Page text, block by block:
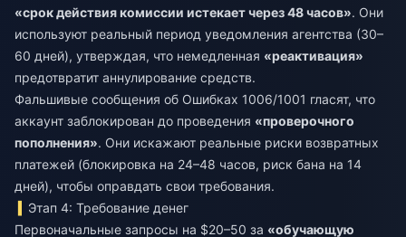
«срок действия комиссии истекает через 48 часов». Они
используют реальный период уведомления агентства (30–
60 дней), утверждая, что немедленная «реактивация»
предотвратит аннулирование средств.
Фальшивые сообщения об Ошибках 1006/1001 гласят, что
аккаунт заблокирован до проведения «проверочного
пополнения». Они искажают реальные риски возвратных
платежей (блокировка на 24–48 часов, риск бана на 14
дней), чтобы оправдать свои требования.
Этап 4: Требование денег
Первоначальные запросы на $20–50 за «обучающую